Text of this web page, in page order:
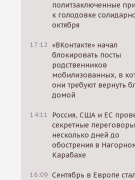
политзаключенные
к голодовке
октября
17:12 «ВКонтакте» начал
блокировать посты
родственников
мобилизованных, в
они требуют вернуть
домой
14:11
Россия, США и ЕС
секретные
несколько дней до
обострения в
Карабахе
16:09 Сентябрь в Европе стал